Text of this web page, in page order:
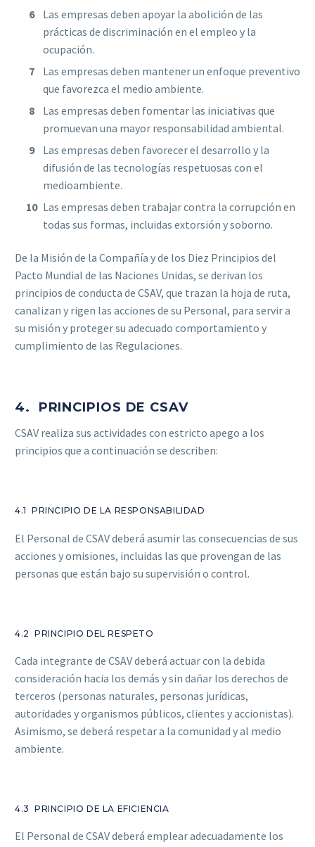
Las empresas deben apoyar la abolición de las
prácticas de discriminación en el empleo y la
ocupación.
Las empresas deben mantener un enfoque preventivo
que favorezca el medio ambiente.
Las empresas deben fomentar las iniciativas que
promuevan una mayor responsabilidad ambiental.
Las empresas deben favorecer el desarrollo y la
difusión de las tecnologías respetuosas con el
medioambiente.
Las empresas deben trabajar contra la corrupción en
todas sus formas, incluidas extorsión y soborno.
De la Misión de la Compañía y de los Diez Principios del
Pacto Mundial de las Naciones Unidas, se derivan los
principios de conducta de CSAV, que trazan la hoja de ruta,
canalizan y rigen las acciones de su Personal, para servir a
su misión y proteger su adecuado comportamiento y
cumplimiento de las Regulaciones.
4. PRINCIPIOS DE CSAV
CSAV realiza sus actividades con estricto apego a los
principios que a continuación se describen:
4.1 PRINCIPIO DE LA RESPONSABILIDAD
El Personal de CSAV deberá asumir las consecuencias de sus
acciones y omisiones, incluidas las que provengan de las
personas que están bajo su supervisión o control.
4.2 PRINCIPIO DEL RESPETO
Cada integrante de CSAV deberá actuar con la debida
consideración hacia los demás y sin dañar los derechos de
terceros (personas naturales, personas jurídicas,
autoridades y organismos públicos, clientes y accionistas).
Asimismo, se deberá respetar a la comunidad y al medio
ambiente.
4.3 PRINCIPIO DE LA EFICIENCIA
El Personal de CSAV deberá emplear adecuadamente los